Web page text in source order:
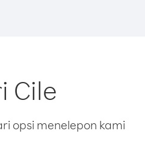
Cile
opsi menelepon kami